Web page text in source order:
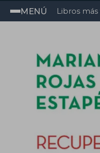
MENÚ Libros